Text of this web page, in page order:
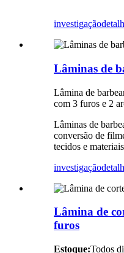
investigação
Lâminas de
Lâmina de
com 3 furos e 2
Lâminas de
conversão de
tecidos e
investigação
Lâmina de
furos
Estoque:Todos